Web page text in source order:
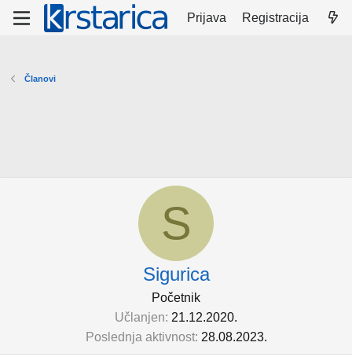
Prijava Registracija
Članovi
S
Sigurica
Početnik
Učlanjen 21.12.2020.
Poslednja aktivnost 28.08.2023.